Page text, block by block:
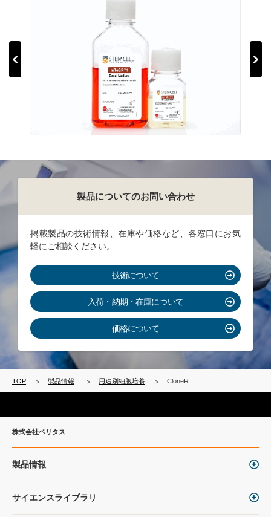
mTeSR1 - cGMP
製品についてのお問い合わせ
掲載製品の技術情報、在庫や価格など、各窓口にお気
軽にご相談ください。
技術について
入荷・納期・在庫について
価格について
TOP 製品情報 用途別細胞培養 CloneR
株式会社ベリタス
製品情報
サイエンスライブラリ